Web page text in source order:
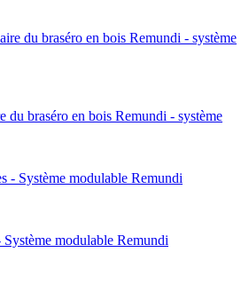
du braséro en bois Remundi - système
Système modulable Remundi